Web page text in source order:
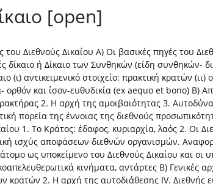
[open]
του Διεθνούς Δικαίου Α) Οι βασικές πηγές του
δίκαιο ή Δίκαιο των Συνθηκών (είδη συνθηκών-
(ι) αντικειμενικό στοιχείο: πρακτική κρατών
ορθόν και ίσον-ευθυδικία (ex aequo et bono) Β)
2. Η αρχή της αμοιβαιότητας 3.
πορεία της έννοιας της διεθνούς
1. Το Κράτος: έδαφος, κυριαρχία, λαός 2. Οι
ισχύς αποφάσεων διεθνών οργανισμών.
ως υποκείμενο του Διεθνούς Δικαίου και οι
κινήματα, αντάρτες Β) Γενικές
κρατών 2. Η αρχή της αυτοδιάθεσης IV. Διεθνής